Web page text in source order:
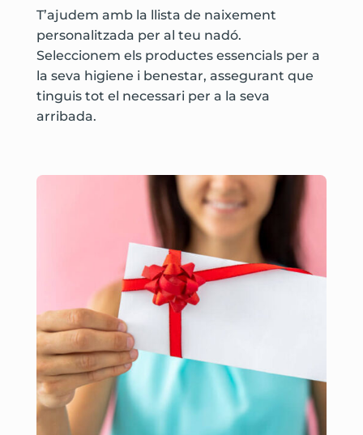
T’ajudem amb la llista de naixement
personalitzada per al teu nadó.
Seleccionem els productes essencials per a
la seva higiene i benestar, assegurant que
tinguis tot el necessari per a la seva
arribada.